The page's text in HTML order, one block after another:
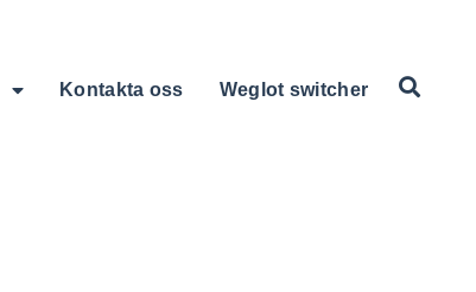
Kontakta oss Weglot switcher